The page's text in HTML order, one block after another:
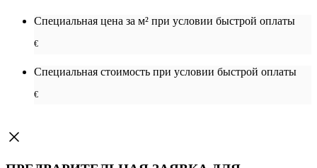
Специальная цена за м² при условии быстрой оплаты
€
Специальная cтоимость при условии быстрой оплаты
€